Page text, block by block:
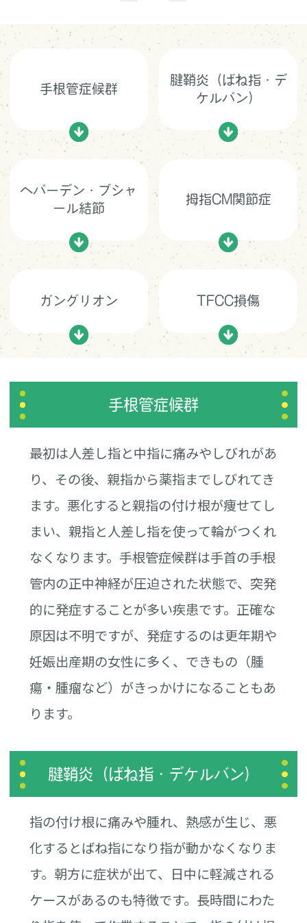
手根管症候群
腱鞘炎（ばね指・デ
ケルバン）
へバーデン・ブシャ
ール結節
拇指CM関節症
ガングリオン TFCC損傷
手根管症候群
最初は人差し指と中指に痛みやしびれがあ
り、その後、親指から薬指までしびれてき
ます。悪化すると親指の付け根が痩せてし
まい、親指と人差し指を使って輪がつくれ
なくなります。手根管症候群は手首の手根
管内の正中神経が圧迫された状態で、突発
的に発症することが多い疾患です。正確な
原因は不明ですが、発症するのは更年期や
妊娠出産期の女性に多く、できもの（腫
瘍・腫瘤など）がきっかけになることもあ
ります。
腱鞘炎（ばね指・デケルバン）
指の付け根に痛みや腫れ、熱感が生じ、悪
化するとばね指になり指が動かなくなりま
す。朝方に症状が出て、日中に軽減される
ケースがあるのも特徴です。長時間にわた